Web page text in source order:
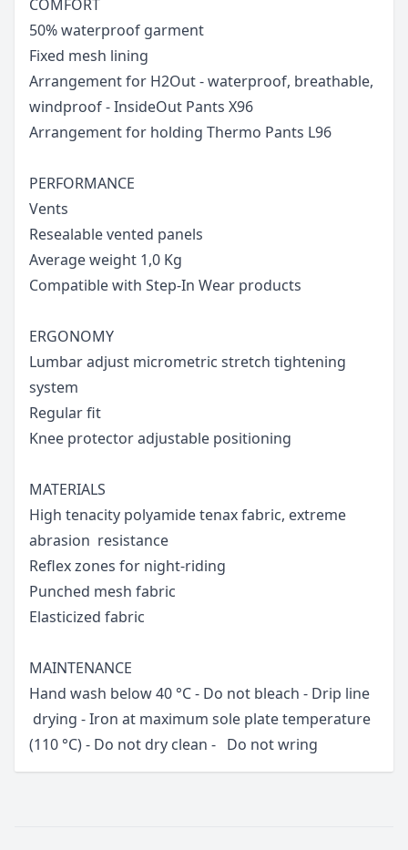
COMFORT
50% waterproof garment
Fixed mesh lining
Arrangement for H2Out - waterproof, breathable,
windproof - InsideOut Pants X96
Arrangement for holding Thermo Pants L96
PERFORMANCE
Vents
Resealable vented panels
Average weight 1,0 Kg
Compatible with Step-In Wear products
ERGONOMY
Lumbar adjust micrometric stretch tightening
system
Regular fit
Knee protector adjustable positioning
MATERIALS
High tenacity polyamide tenax fabric, extreme
abrasion resistance
Reflex zones for night-riding
Punched mesh fabric
Elasticized fabric
MAINTENANCE
Hand wash below 40 °C - Do not bleach - Drip line
drying - Iron at maximum sole plate temperature
(110 °C) - Do not dry clean - Do not wring